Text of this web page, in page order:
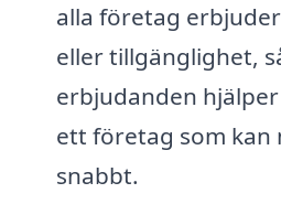
alla företag
eller tillgänglighet,
erbjudanden
ett företag som kan
snabbt.